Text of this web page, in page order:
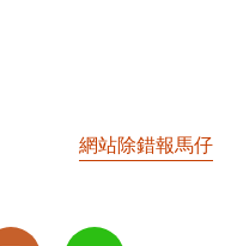
網站除錯報馬仔